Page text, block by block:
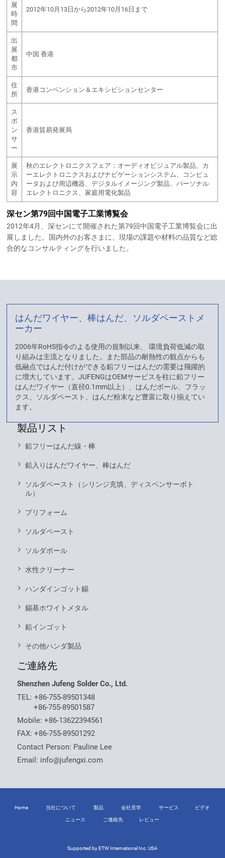
展
時
間
2012年10月13日から2012年10月16日まで
出
展
都
市
中国 香港
住
所
香港コンベンション＆エキシビションセンター
ス
ポ
ン
サ
ー
香港貿易発展局
展
示
内
容
秋のエレクトロニクスフェア：オーディオビジュアル製品、カ
ーエレクトロニクスおよびナビゲーションシステム、コンピュ
ータおよび周辺機器、デジタルイメージング製品、パーソナル
エレクトロニクス、家庭用電化製品
深セン第79回中国電子工業博覧会
2012年4月、深センにて開催された第79回中国電子工業博覧会に出
展しました。国内外のお客さまに、現場の課題や材料の品質など総
合的なコンサルティングを行いました。
はんだワイヤー、棒はんだ、ソルダペーストメ
ーカー
2006年RoHS指令のよる使用の規制以来、 環境負荷低減の取
り組みは主流となりました。また部品の耐熱性の観点からも
低融点ではんだ付けができる鉛フリーはんだの需要は飛躍的
に増大しています。JUFENGはOEMサービスを柱に鉛フリー
はんだワイヤー（直径0.1mm以上）、はんだボール、フラッ
クス、ソルダペースト、はんだ粉末など豊富に取り揃えてい
ます。
製品リスト
鉛フリーはんだ線・棒
鉛入りはんだワイヤー、棒はんだ
ソルダペースト（シリンジ充填、ディスペンサーボト
ル）
プリフォーム
ソルダペースト
ソルダボール
水性クリーナー
ハンダインゴット錫
錫基ホワイトメタル
鉛インゴット
その他ハンダ製品
ご連絡先
Shenzhen Jufeng Solder Co., Ltd.
TEL:+86-755-89501348
+86-755-89501587
Mobile:+86-13622394561
FAX: +86-755-89501292
Contact Person: Pauline Lee
Email: info@jufengxi.com
Home 当社について 製品 会社見学 サービス ビデオ
ニュース ご連絡先 レビュー
Supported by ETW International Inc. USA